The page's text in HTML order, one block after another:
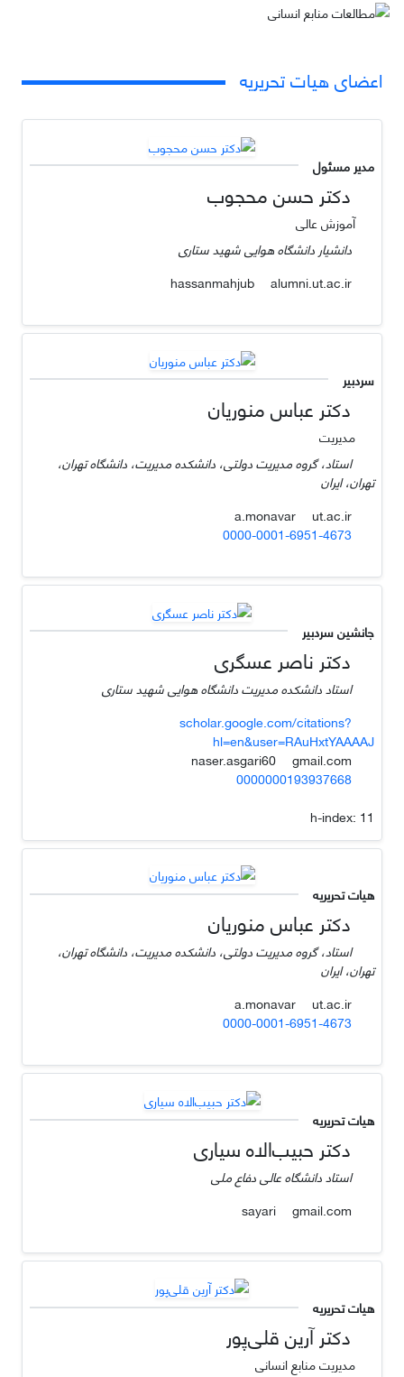
اعضای هیات تحریریه
مدیر مسئول
دکتر حسن محجوب
آموزش عالی
دانشیار دانشگاه هوایی شهید ستاری
hassanmahjub
alumni.ut.ac.ir
سردبیر
دکتر عباس منوریان
مدیریت
استاد، گروه مدیریت دولتی، دانشکده مدیریت، دانشگاه تهران،
تهران، ایران
a.monavar
ut.ac.ir
0000-0001-6951-4673
جانشین سردبیر
دکتر ناصر عسگری
استاد دانشکده مدیریت دانشگاه هوایی شهید ستاری
scholar.google.com/citations?
hl=en&user=RAuHxtYAAAAJ
gmail.com
0000000193937668
h-index: 11
هیات تحریریه
دکتر عباس منوریان
استاد، گروه مدیریت دولتی، دانشکده مدیریت، دانشگاه تهران،
تهران، ایران
a.monavar
ut.ac.ir
0000-0001-6951-4673
هیات تحریریه
دکتر حبیب‌الاه سیاری
استاد دانشگاه عالی دفاع ملی
gmail.com
هیات تحریریه
دکتر آرین قلی‌پور
مدیریت منابع انسانی